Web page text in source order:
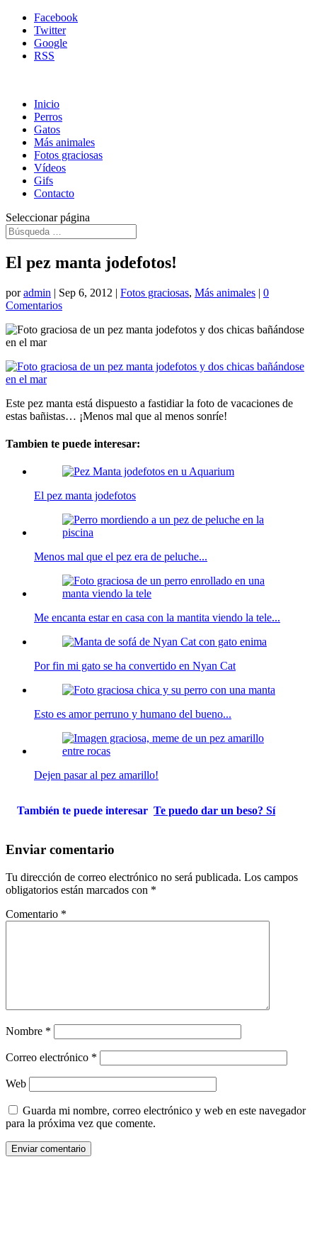
Facebook
Twitter
Google
RSS
Inicio
Perros
Gatos
Más animales
Fotos graciosas
Vídeos
Gifs
Contacto
Seleccionar página
El pez manta jodefotos!
poradmin | Sep 6, 2012 | Fotos graciosas, Más animales | 0
Comentarios
Este pez manta está dispuesto a fastidiar la foto de vacaciones de
estas bañistas… ¡Menos mal que al menos sonríe!
Tambien te puede interesar:
El pez manta jodefotos
Menos mal que el pez era de peluche...
Me encanta estar en casa con la mantita viendo la tele...
Por fin mi gato se ha convertido en Nyan Cat
Esto es amor perruno y humano del bueno...
Dejen pasar al pez amarillo!
También te puede interesar Te puedo dar un beso? Sí
Enviar comentario
Tu dirección de correo electrónico no será publicada. Los campos
obligatorios están marcados con *
Comentario *
Nombre *
Correo electrónico *
Web
Guarda mi nombre, correo electrónico y web en este navegador
para la próxima vez que comente.